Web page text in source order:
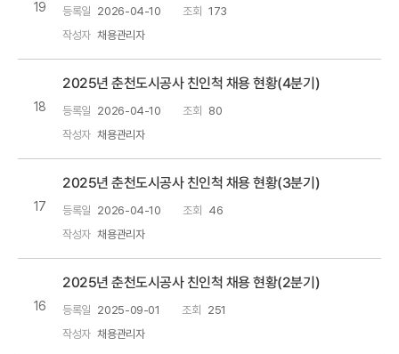
19 등록일 2026-04-10 조회 173
작성자 채용관리자
18
2025년 춘천도시공사 친인척 채용 현황(4분기)
등록일 2026-04-10 조회 80
작성자 채용관리자
17
2025년 춘천도시공사 친인척 채용 현황(3분기)
등록일 2026-04-10 조회 46
작성자 채용관리자
16
2025년 춘천도시공사 친인척 채용 현황(2분기)
등록일 2025-09-01 조회 251
작성자 채용관리자